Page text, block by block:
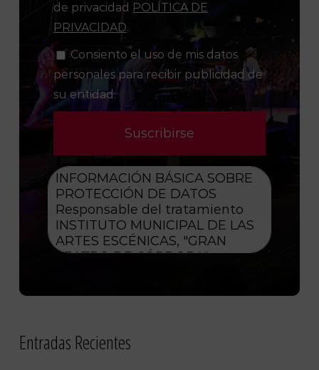
de privacidad POLÍTICA DE
PRIVACIDAD.
Consiento el uso de mis datos
personales para recibir publicidad de
su entidad.
Entradas Recientes